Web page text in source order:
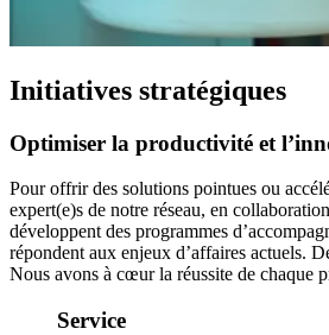
Initiatives stratégiques
Optimiser la productivité et
Pour offrir des solutions pointues ou
expert(e)s de notre réseau, en
développent des programmes
répondent aux enjeux d’affaires actuels.
Nous avons à cœur la réussite de chaque
Service